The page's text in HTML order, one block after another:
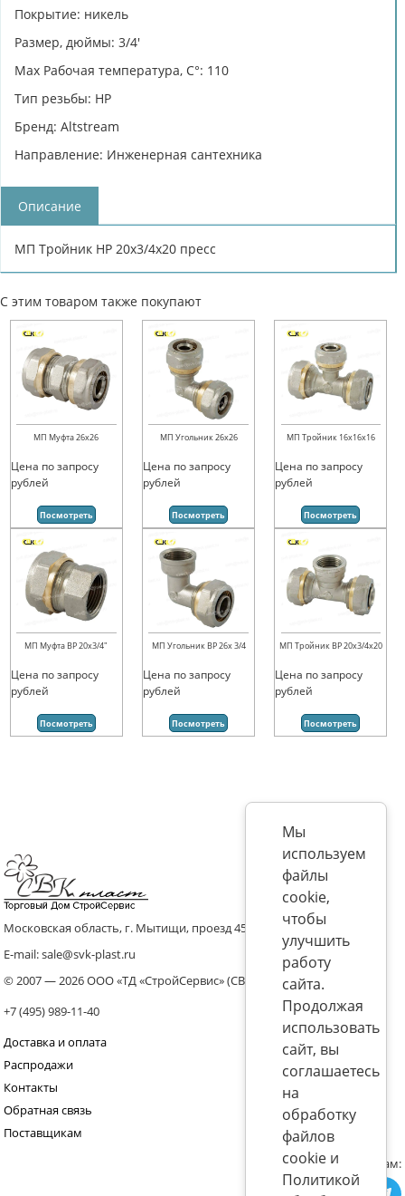
Покрытие: никель
Размер, дюймы: 3/4'
Max Рабочая температура, C°: 110
Тип резьбы: НР
Бренд: Altstream
Направление: Инженерная сантехника
Описание
МП Тройник НР 20х3/4х20 пресс
С этим товаром также покупают
МП Муфта 26х26
Цена по запросу
рублей
Посмотреть
МП Угольник 26х26
Цена по запросу
рублей
Посмотреть
МП Тройник 16х16х16
Цена по запросу
рублей
Посмотреть
МП Муфта ВР 20х3/4"
Цена по запросу
рублей
Посмотреть
МП Угольник ВР 26х 3/4
Цена по запросу
рублей
Посмотреть
МП Тройник ВР 20х3/4х20
Цена по запросу
рублей
Посмотреть
Московская область, г. Мытищи, проезд 4536 владение 8, стр.10
E-mail: sale@svk-plast.ru
© 2007 — 2026 ООО «ТД «СтройСервис» (СВК)
+7 (495) 989-11-40
Доставка и оплата
Распродажи
Контакты
Обратная связь
Поставщикам
Присоединяйтесь к нам:
Мы
используем
файлы
cookie,
чтобы
улучшить
работу
сайта.
Продолжая
использовать
сайт, вы
соглашаетесь
на
обработку
файлов
cookie и
Политикой